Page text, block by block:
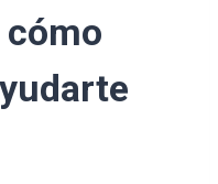
cómo